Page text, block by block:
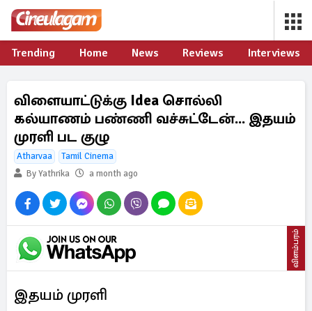
Trending Home News Reviews Interviews
விளையாட்டுக்கு Idea சொல்லி
கல்யாணம் பண்ணி வச்சுட்டேன்... இதயம்
முரளி பட குழு
Atharvaa
Tamil Cinema
By Yathrika
a month ago
விளம்பரம்
இதயம் முரளி